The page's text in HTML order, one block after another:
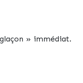
» immédiat.